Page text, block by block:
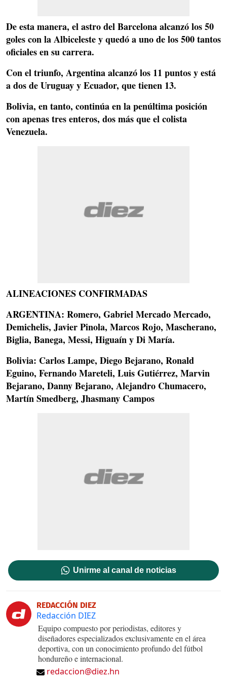
De esta manera, el astro delBarcelona alcanzó los 50
goles con la Albicelestey quedó a uno de los 500 tantos
oficiales en su carrera.
Con el triunfo, Argentina alcanzó los 11 puntos y está
a dos de Uruguay y Ecuador, que tienen 13.
Bolivia, en tanto, continúa en la penúltima posición
con apenas tres enteros, dos más que el colista
Venezuela.
ALINEACIONES CONFIRMADAS
ARGENTINA: Romero, Gabriel Mercado Mercado,
Demichelis, Javier Pinola, Marcos Rojo, Mascherano,
Biglia, Banega, Messi, Higuaín y Di María.
Bolivia: Carlos Lampe, Diego Bejarano, Ronald
Eguino, Fernando Mareteli, Luis Gutiérrez, Marvin
Bejarano, Danny Bejarano, Alejandro Chumacero,
Martín Smedberg, Jhasmany Campos
Unirme al canal de noticias
REDACCIÓN DIEZ
Redacción DIEZ
Equipo compuesto por periodistas, editores y
diseñadores especializados exclusivamente en el área
deportiva, con un conocimiento profundo del fútbol
hondureño e internacional.
redaccion@diez.hn